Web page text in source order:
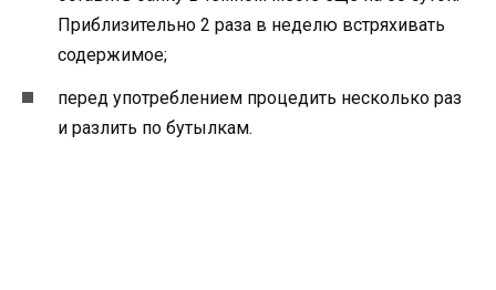
Приблизительно 2 раза в неделю встряхивать
содержимое;
перед употреблением процедить несколько раз
и разлить по бутылкам.